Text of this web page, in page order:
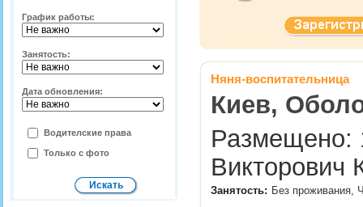
График работы:
Занятость:
Дата обновления:
Водителские права
Только с фото
Няня-воспитательница
Киев,
Размещено:
Викторович
Занятость: Без проживания,